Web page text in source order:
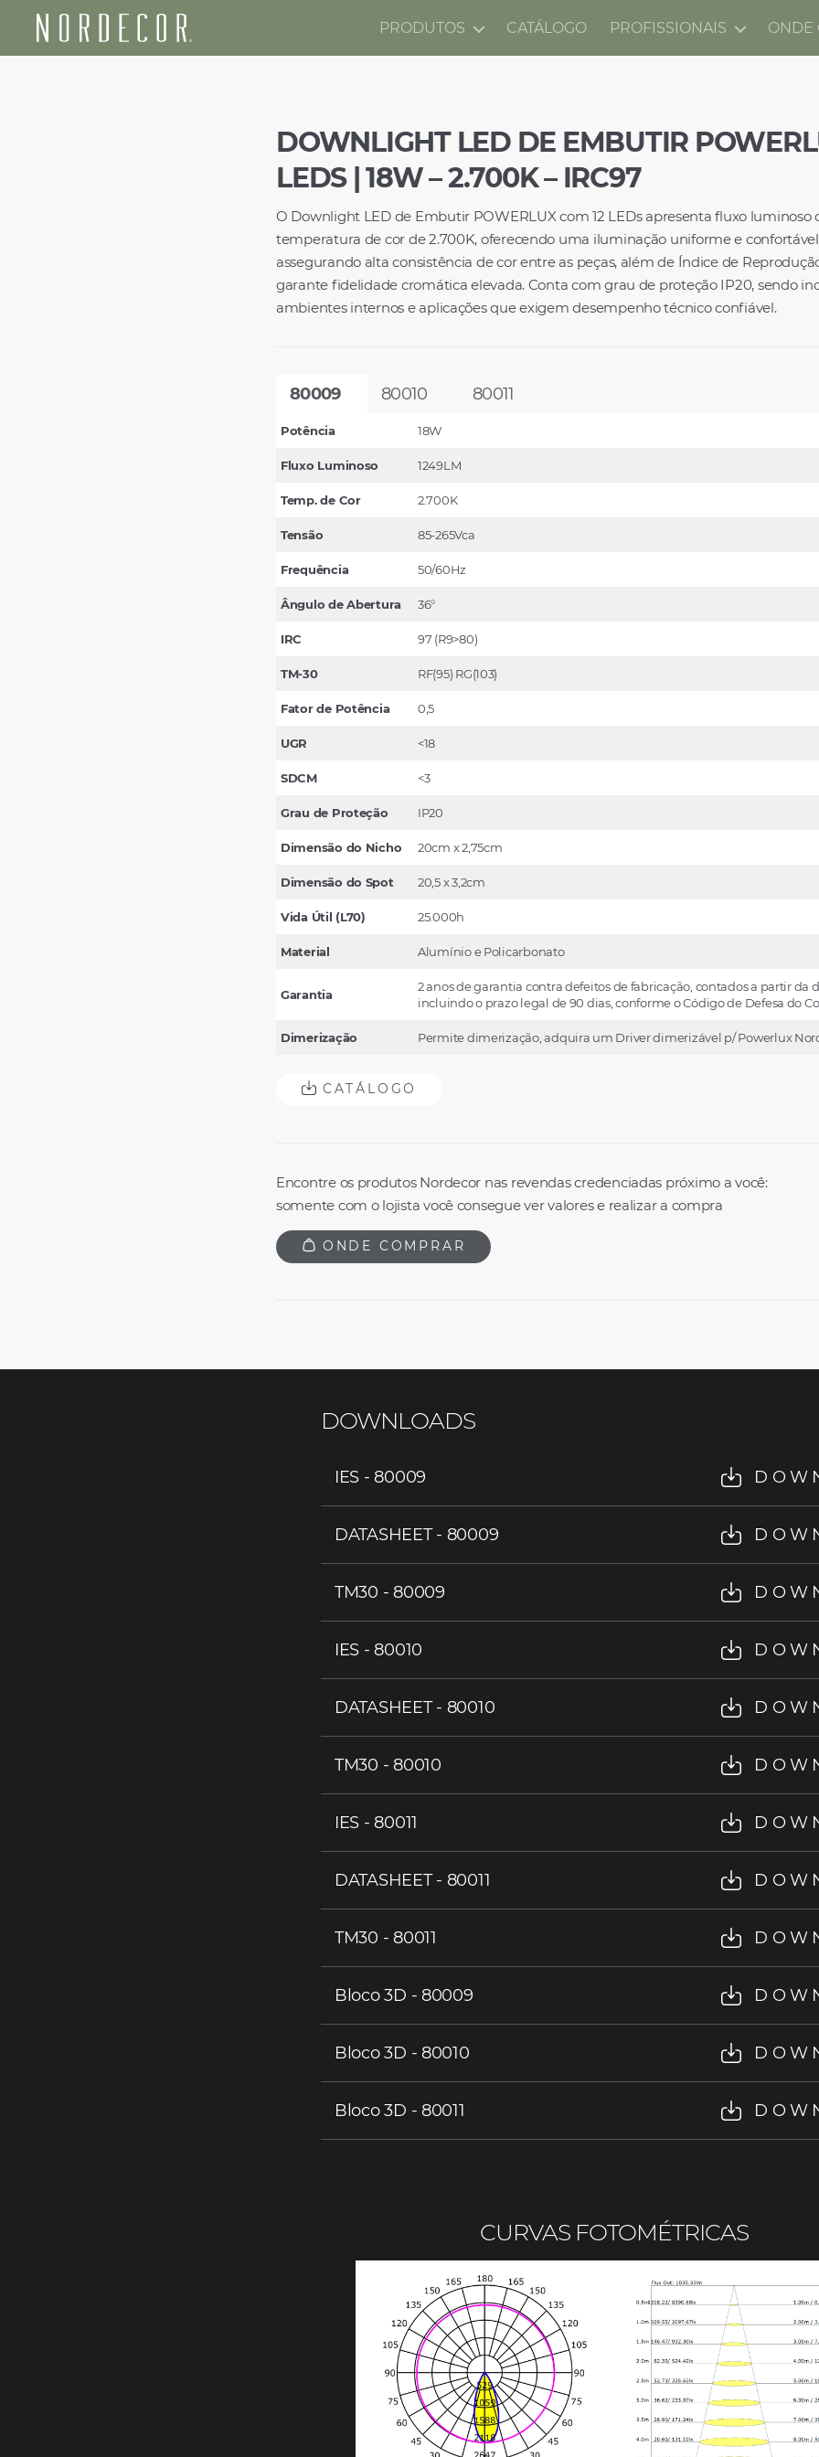
Nordecor
PRODUTOS CATÁLOGO PROFISSIONAIS ONDE
DOWNLIGHT LED DE EMBUTIR
LEDS | 18W – 2.700K – IRC97
O Downlight LED de Embutir POWERLUX com 12 LEDs apresenta fluxo luminoso
temperatura de cor de 2.700K, oferecendo uma iluminação uniforme e confortável.
assegurando alta consistência de cor entre as peças, além de Índice de
garante fidelidade cromática elevada. Conta com grau de proteção IP20, sendo
ambientes internos e aplicações que exigem desempenho técnico confiável.
80009 80010 80011
Potência 18W
Fluxo Luminoso 1249LM
Temp. de Cor 2.700K
Tensão 85-265Vca
Frequência 50/60Hz
Ângulo de Abertura 36°
IRC 97 (R9>80)
TM-30 RF(95) RG(103)
Fator de Potência 0,5
UGR <18
SDCM <3
Grau de Proteção IP20
Dimensão do Nicho 20cm x 2,75cm
Dimensão do Spot 20,5 x 3,2cm
Vida Útil (L70) 25.000h
Material Alumínio e Policarbonato
Garantia
2 anos de garantia contra defeitos de fabricação, contados a partir da
incluindo o prazo legal de 90 dias, conforme o Código de Defesa do
Dimerização Permite dimerização, adquira um Driver dimerizável p/ Powerlux
CATÁLOGO
Encontre os produtos Nordecor nas revendas credenciadas próximo a você:
somente com o lojista você consegue ver valores e realizar a compra
ONDE COMPRAR
DOWNLOADS
IES - 80009
DATASHEET - 80009
TM30 - 80009
IES - 80010
DATASHEET - 80010
TM30 - 80010
IES - 80011
DATASHEET - 80011
TM30 - 80011
Bloco 3D - 80009
Bloco 3D - 80010
Bloco 3D - 80011
CURVAS FOTOMÉTRICAS